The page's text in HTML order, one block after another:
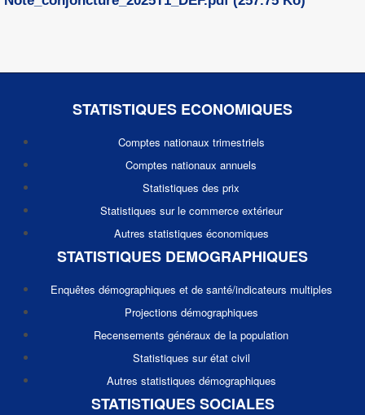
STATISTIQUES ECONOMIQUES
Comptes nationaux trimestriels
Comptes nationaux annuels
Statistiques des prix
Statistiques sur le commerce extérieur
Autres statistiques économiques
STATISTIQUES DEMOGRAPHIQUES
Enquêtes démographiques et de santé/indicateurs multiples
Projections démographiques
Recensements généraux de la population
Statistiques sur état civil
Autres statistiques démographiques
STATISTIQUES SOCIALES